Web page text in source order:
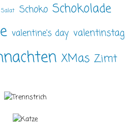
Salat Schoko Schokolade
valentine's day valentinstag
XMas Zimt